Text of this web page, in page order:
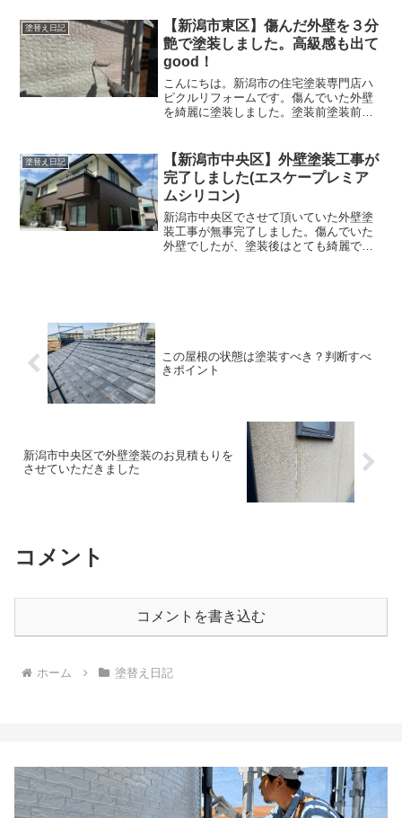
ォームをしたい場合は外壁塗装の方が安
くすることができます...
塗替え日記
【新潟市東区】傷んだ外壁を３分
艶で塗装しました。高級感も出て
good！
こんにちは。新潟市の住宅塗装専門店ハ
ピクルリフォームです。傷んでいた外壁
を綺麗に塗装しました。塗装前塗装前の
を吸い込んでしまい劣化を早めてしまい
ます。しっかりとコーティ...
塗替え日記
【新潟市中央区】外壁塗装工事が
完了しました(エスケープレミア
ムシリコン)
新潟市中央区でさせて頂いていた外壁塗
装工事が無事完了しました。傷んでいた
外壁でしたが、塗装後はとても綺麗でお
この屋根の状態は塗装すべき？判断すべ
きポイント
新潟市中央区で外壁塗装のお見積もりを
させていただきました
コメント
コメントを書き込む
ホーム 塗替え日記